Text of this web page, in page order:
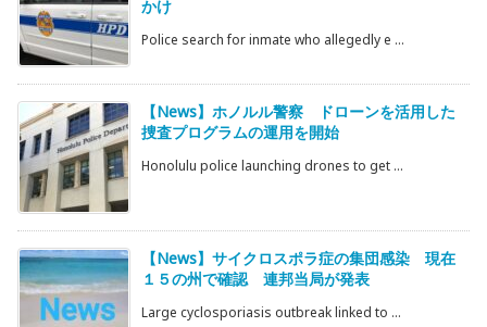
かけ
Police search for inmate who allegedly e ...
【News】ホノルル警察 ドローンを活用した
捜査プログラムの運用を開始
Honolulu police launching drones to get ...
【News】サイクロスポラ症の集団感染 現在
１５の州で確認 連邦当局が発表
Large cyclosporiasis outbreak linked to ...